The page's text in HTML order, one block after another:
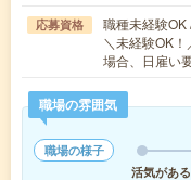
応募資格
職種未経験OK
＼未経験OK
場合、日雇い
職場の雰囲気
職場の様子
活気がある